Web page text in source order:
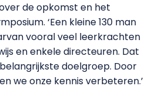
de opkomst en het
‘Een kleine 130 man
vooral veel leerkrachten
en enkele directeuren. Dat
doelgroep. Door
we onze kennis verbeteren.’